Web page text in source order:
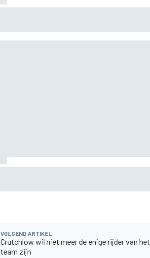
VOLGEND ARTIKEL
Crutchlow wil niet meer de enige rijder van het
team zijn